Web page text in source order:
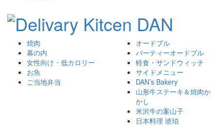
焼肉
幕の内
女性向け・低カロリー
お魚
ご当地弁当
オードブル
パーティーオードブル
軽食・サンドウィッチ
サイドメニュー
DAN’s Bakery
山形牛ステーキ＆焼肉か
かし
米沢牛の案山子
日本料理 琥珀